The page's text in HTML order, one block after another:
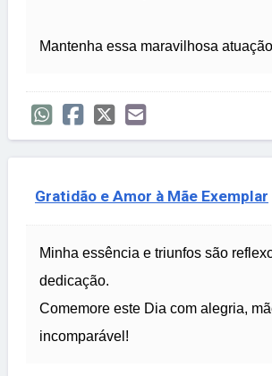
Mantenha essa maravilhosa
Gratidão e Amor à Mãe Exemplar
Minha essência e triunfos são
dedicação.
Comemore este Dia com alegria,
incomparável!